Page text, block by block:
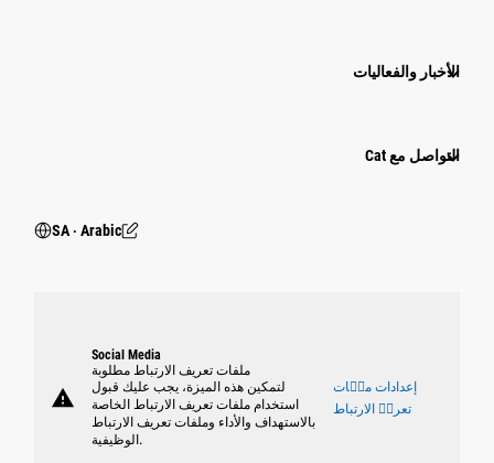
الأخبار والفعاليات
التواصل مع Cat
SA ‧ Arabic
warning
Social Media
ملفات تعريف الارتباط مطلوبة
لتمكين هذه الميزة، يجب عليك قبول
استخدام ملفات تعريف الارتباط الخاصة
بالاستهداف والأداء وملفات تعريف الارتباط
الوظيفية.
إعدادات ملٝات
تعريٝ الارتباط